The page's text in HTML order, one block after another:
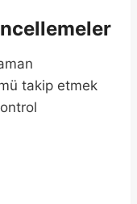
takip etmek